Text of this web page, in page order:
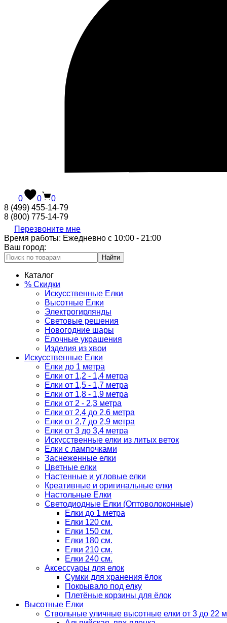
0 0
0
8 (499) 455-14-79
8 (800) 775-14-79
Перезвоните мне
Время работы: Ежедневно с 10:00 - 21:00
Ваш город:
Найти
Каталог
% Скидки
Искусственные Елки
Высотные Елки
Электрогирлянды
Световые решения
Новогодние шары
Ёлочные украшения
Изделия из хвои
Искусственные Елки
Елки до 1 метра
Елки от 1,2 - 1,4 метра
Елки от 1,5 - 1,7 метра
Елки от 1,8 - 1,9 метра
Елки от 2 - 2,3 метра
Елки от 2,4 до 2,6 метра
Елки от 2,7 до 2,9 метра
Елки от 3 до 3,4 метра
Искусственные елки из литых веток
Елки с лампочками
Заснеженные елки
Цветные елки
Настенные и угловые елки
Креативные и оригинальные елки
Настольные Елки
Светодиодные Елки (Оптоволоконные)
Елки до 1 метра
Елки 120 см.
Елки 150 см.
Елки 180 см.
Елки 210 см.
Елки 240 см.
Аксессуары для елок
Сумки для хранения ёлок
Покрывало под елку
Плетёные корзины для ёлок
Высотные Елки
Ствольные уличные высотные елки от 3 до 22 м